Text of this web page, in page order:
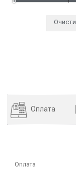
Оплата
Оплата